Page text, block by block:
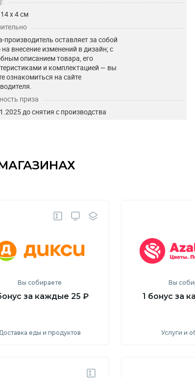
х 4 см
производитель оставляет за собой
внесение изменений в дизайн; с
описанием товара, его
и комплектацией — вы
ознакомиться на сайте
приза
до снятия с производства
Вы собираете
за каждые 25 ₽
еды и продуктов
Вы
1 бонус за
Услуги и